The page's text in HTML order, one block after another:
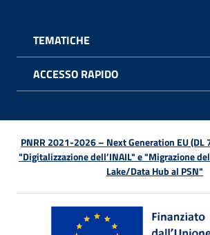
TEMATICHE
ACCESSO RAPIDO
PNRR 2021-2026 – Next Generation EU
"Digitalizzazione dell’INAIL" e "Migrazione
Lake/Data Hub al PSN"